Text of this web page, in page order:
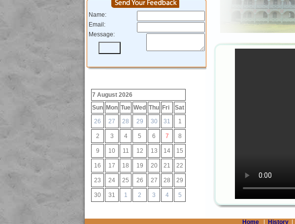
Name:
Email:
Message:
7 August 2026
Sun Mon Tue Wed Thu Fri
Sat
26
27 28 29 30 31 1
2 3 4 5 6 7 8
9 10 11 12 13 14 15
16 17 18 19 20 21 22
23 24 25 26 27 28 29
30 31 1 2 3 4 5
Home History|